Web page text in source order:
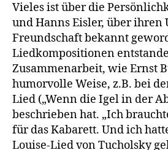
Vieles ist über die
und Hanns Eisler, über ihren
Freundschaft bekannt
Liedkompositionen
Zusammenarbeit, wie Ernst
humorvolle Weise, z.B. bei
Lied („Wenn die Igel in der
beschrieben hat. „Ich
für das Kabarett. Und ich
Louise-Lied von Tucholsky